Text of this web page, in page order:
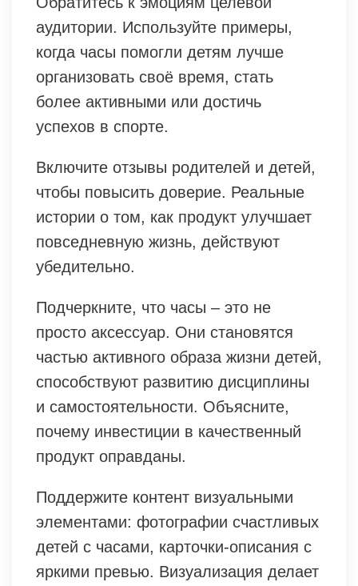
аудитории. Используйте примеры,
когда часы помогли детям лучше
организовать своё время, стать
более активными или достичь
успехов в спорте.
Включите отзывы родителей и детей,
чтобы повысить доверие. Реальные
истории о том, как продукт улучшает
повседневную жизнь, действуют
убедительно.
Подчеркните, что часы – это не
просто аксессуар. Они становятся
частью активного образа жизни детей,
способствуют развитию дисциплины
и самостоятельности. Объясните,
почему инвестиции в качественный
продукт оправданы.
Поддержите контент визуальными
элементами: фотографии счастливых
детей с часами, карточки-описания с
яркими превью. Визуализация делает